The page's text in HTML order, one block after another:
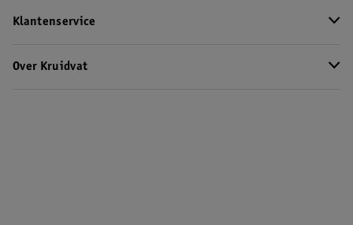
Klantenservice
Over Kruidvat